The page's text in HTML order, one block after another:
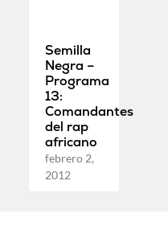
Semilla
Negra –
Programa
13:
Comandantes
del rap
africano
febrero 2,
2012